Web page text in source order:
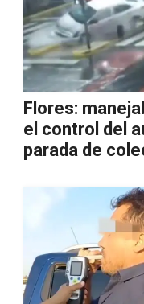
Flores:
el control del
parada de